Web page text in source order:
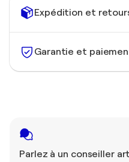
Expédition et
Garantie et
Parlez à un conseiller